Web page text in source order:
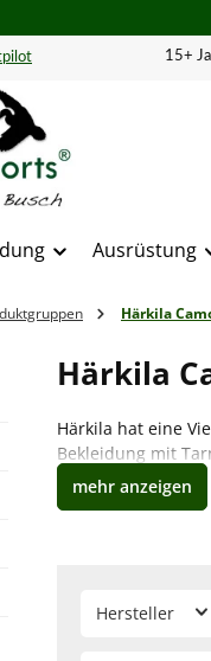
15+
Ausrüstung
Härkila
Härkila
Härkila hat eine
Bekleidung mit
Reh, Hirsch,
Hersteller